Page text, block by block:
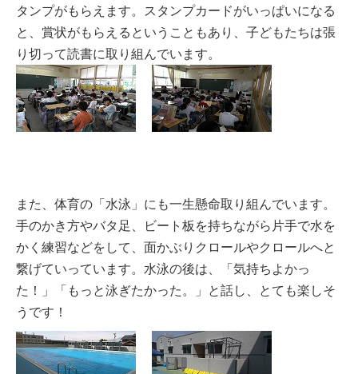
タンプがもらえます。スタンプカードがいっぱいになる
と、賞状がもらえるということもあり、子どもたちは張
り切って読書に取り組んでいます。
また、体育の「水泳」にも一生懸命取り組んでいます。
手のかき方やバタ足、ビート板を持ちながら片手で水を
かく練習などをして、面かぶりクロールやクロールへと
繋げていっています。水泳の後は、「気持ちよかっ
た！」「もっと泳ぎたかった。」と話し、とても楽しそ
うです！